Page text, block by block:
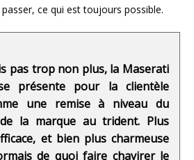
ce qui est toujours possible.
pas trop non plus, la Maserati
présente pour la clientèle
une remise à niveau du
la marque au trident. Plus
et bien plus charmeuse
de quoi faire chavirer le